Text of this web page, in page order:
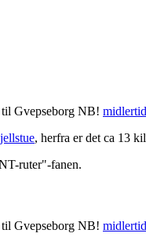
Gvepseborg NB!
, herfra er det ca 13
ruter"-fanen.
Gvepseborg NB!